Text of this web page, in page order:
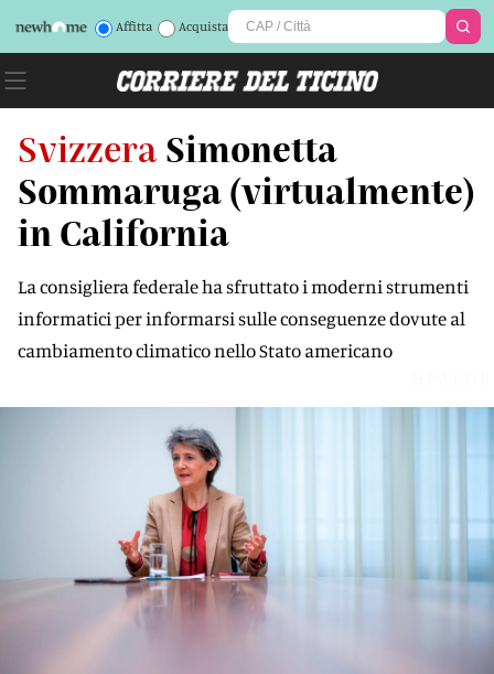
Affitta Acquista
Svizzera Simonetta
Sommaruga (virtualmente)
in California
La consigliera federale ha sfruttato i moderni strumenti
informatici per informarsi sulle conseguenze dovute al
cambiamento climatico nello Stato americano